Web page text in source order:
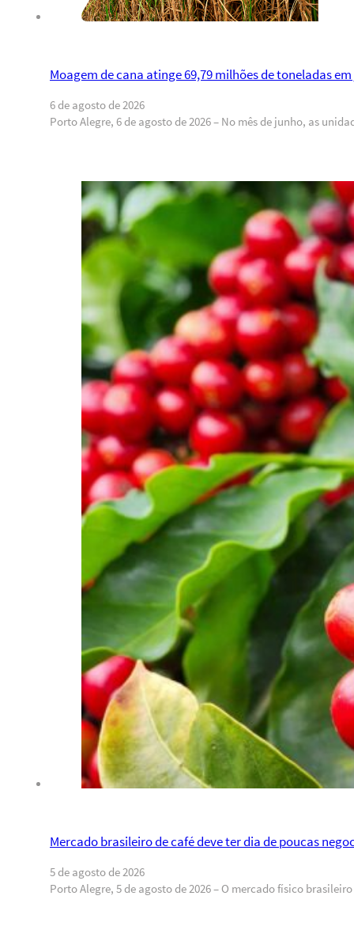
Moagem de cana atinge 69,79 milhões de toneladas
6 de agosto de 2026
Porto Alegre, 6 de agosto de 2026 – No mês de junho, as
Mercado brasileiro de café deve ter dia de poucas
5 de agosto de 2026
Porto Alegre, 5 de agosto de 2026 – O mercado físico